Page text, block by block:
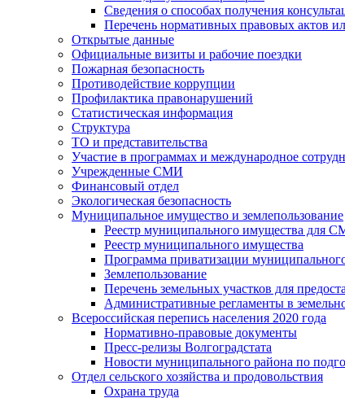
Сведения о способах получения
Перечень нормативных правовых актов
Открытые данные
Официальные визиты и рабочие поездки
Пожарная безопасность
Противодействие коррупции
Профилактика правонарушений
Статистическая информация
Структура
ТО и представительства
Участие в программах и международное
Учрежденные СМИ
Финансовый отдел
Экологическая безопасность
Муниципальное имущество и землепользование
Реестр муниципального имущества для
Реестр муниципального имущества
Программа приватизации
Землепользование
Перечень земельных участков для
Административные регламенты в
Всероссийская перепись населения 2020 года
Нормативно-правовые документы
Пресс-релизы Волгоградстата
Новости муниципального района по
Отдел сельского хозяйства и продовольствия
Охрана труда